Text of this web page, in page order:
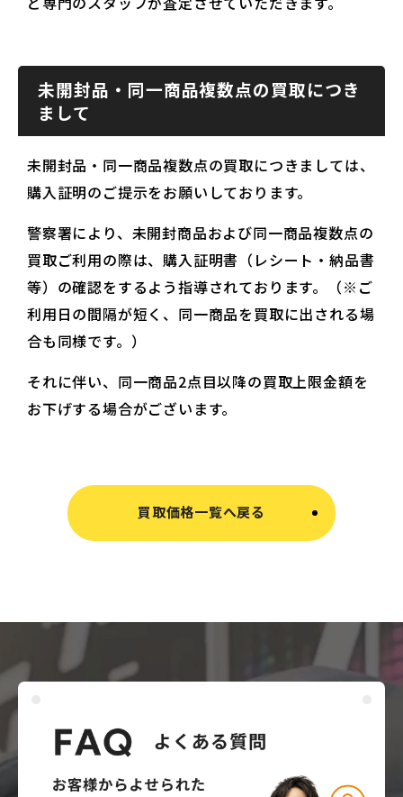
未開封品・同一商品複数点の買取につき
まして
未開封品・同一商品複数点の買取につきましては、
購入証明のご提示をお願いしております。
警察署により、未開封商品および同一商品複数点の
買取ご利用の際は、購入証明書（レシート・納品書
等）の確認をするよう指導されております。（※ご
利用日の間隔が短く、同一商品を買取に出される場
合も同様です。）
それに伴い、同一商品2点目以降の買取上限金額を
お下げする場合がございます。
買取価格一覧へ戻る